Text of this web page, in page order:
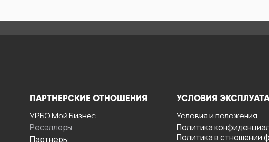
ПАРТНЕРСКИЕ ОТНОШЕНИЯ
УРБО Мой Бизнес
Реселлеры
Партнеры
УСЛОВИЯ
Условия и положения
Политика
Политика в отношении